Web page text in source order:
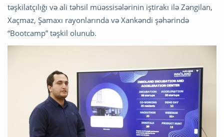
təşkilatçılığı və ali təhsil müəssisələrinin iştirakı ilə Zəngilan,
Xaçmaz, Şamaxı rayonlarında və Xankəndi şəhərində
“Bootcamp” təşkil olunub.